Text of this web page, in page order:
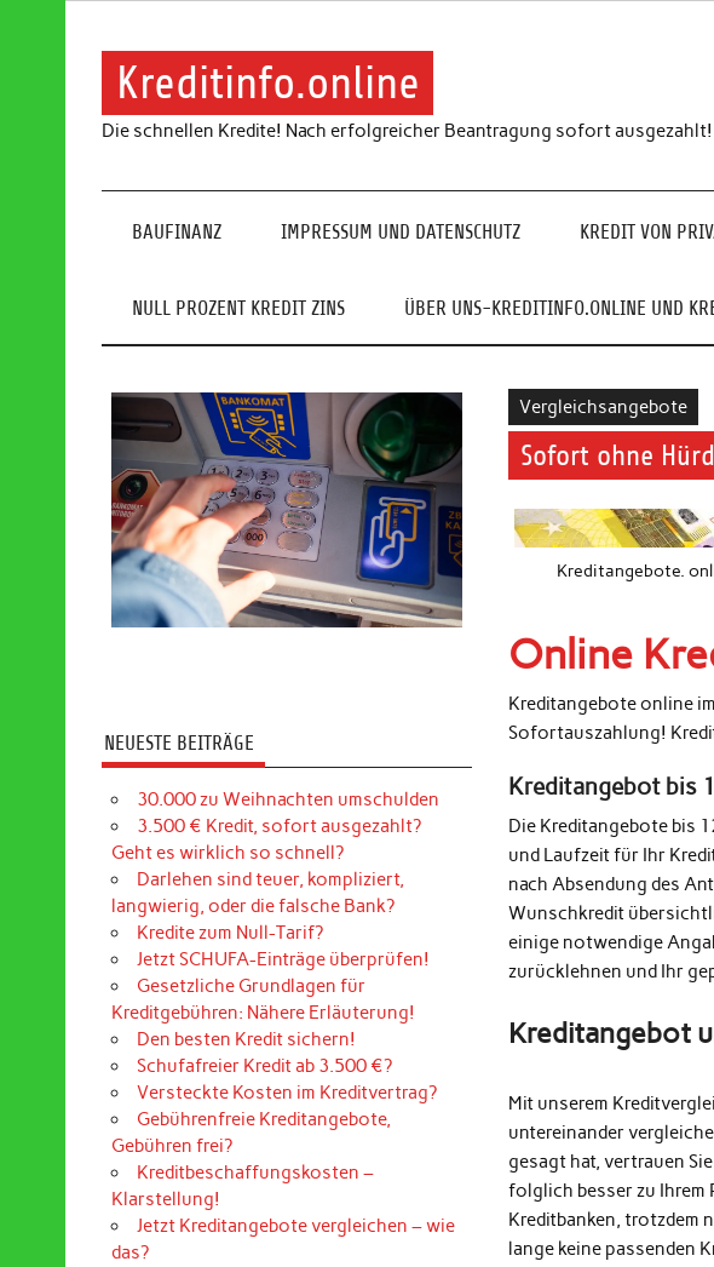
Kreditinfo.online
Die schnellen Kredite! Nach erfolgreicher Beantragung sofort ausgezahlt!
BAUFINANZ IMPRESSUM UND DATENSCHUTZ KREDIT VON
NULL PROZENT KREDIT ZINS ÜBER UNS-KREDITINFO.ONLINE UND
Vergleichsangebote
Sofort ohne
Kreditangebote.
Online
Kreditangebote online
Sofortauszahlung!
Kreditangebot bis
Die Kreditangebote bis
und Laufzeit für Ihr
nach Absendung des
Wunschkredit
einige notwendige
zurücklehnen und Ihr
Kreditangebot
Mit unserem
untereinander
gesagt hat, vertrauen
folglich besser zu Ihrem
Kreditbanken, trotzdem
lange keine passenden
NEUESTE BEITRÄGE
30.000 zu Weihnachten umschulden
3.500 € Kredit, sofort ausgezahlt?
Geht es wirklich so schnell?
Darlehen sind teuer, kompliziert,
langwierig, oder die falsche Bank?
Kredite zum Null-Tarif?
Jetzt SCHUFA-Einträge überprüfen!
Gesetzliche Grundlagen für
Kreditgebühren: Nähere Erläuterung!
Den besten Kredit sichern!
Schufafreier Kredit ab 3.500 €?
Versteckte Kosten im Kreditvertrag?
Gebührenfreie Kreditangebote,
Gebühren frei?
Kreditbeschaffungskosten –
Klarstellung!
Jetzt Kreditangebote vergleichen – wie
das?